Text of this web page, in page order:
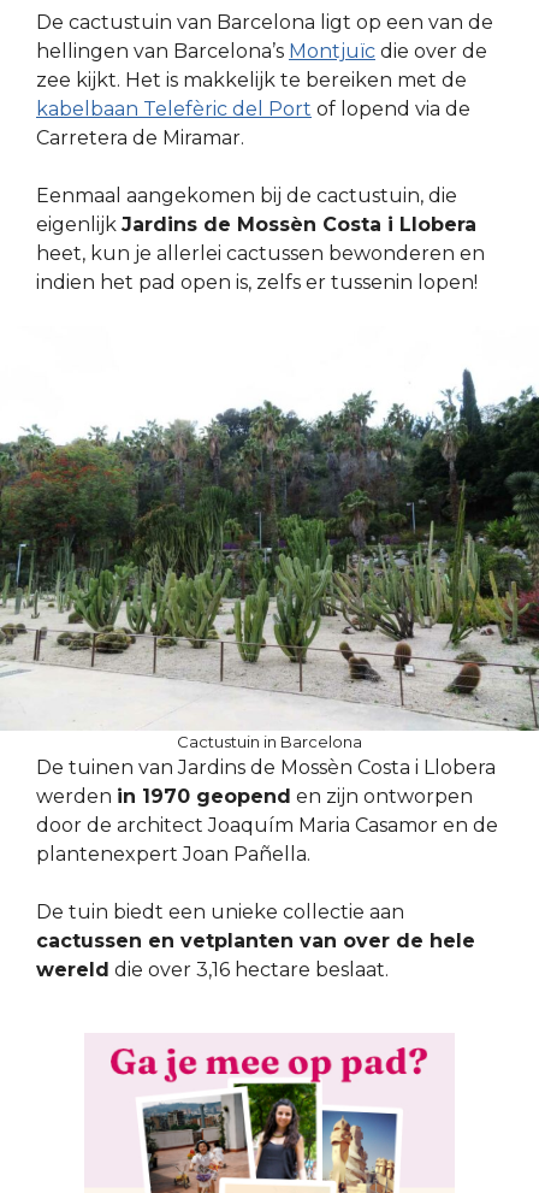
De cactustuin van Barcelona ligt op een van de
hellingen van Barcelona’s Montjuïc die over de
zee kijkt. Het is makkelijk te bereiken met de
kabelbaan Telefèric del Port of lopend via de
Carretera de Miramar.
Eenmaal aangekomen bij de cactustuin, die
eigenlijk Jardins de Mossèn Costa i Llobera
heet, kun je allerlei cactussen bewonderen en
indien het pad open is, zelfs er tussenin lopen!
Cactustuin in Barcelona
De tuinen van Jardins de Mossèn Costa i Llobera
werden in 1970 geopend en zijn ontworpen
door de architect Joaquím Maria Casamor en de
plantenexpert Joan Pañella.
De tuin biedt een unieke collectie aan
cactussen en vetplanten van over de hele
wereld die over 3,16 hectare beslaat.